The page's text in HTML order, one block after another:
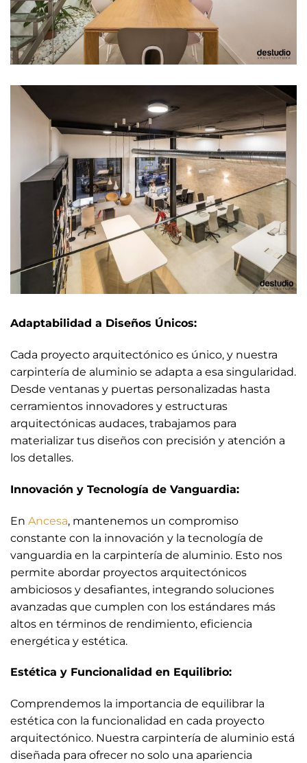
Adaptabilidad a Diseños Únicos:
Cada proyecto arquitectónico es único, y nuestra
carpintería de aluminio se adapta a esa singularidad.
Desde ventanas y puertas personalizadas hasta
cerramientos innovadores y estructuras
arquitectónicas audaces, trabajamos para
materializar tus diseños con precisión y atención a
los detalles.
Innovación y Tecnología de Vanguardia:
En Ancesa, mantenemos un compromiso
constante con la innovación y la tecnología de
vanguardia en la carpintería de aluminio. Esto nos
permite abordar proyectos arquitectónicos
ambiciosos y desafiantes, integrando soluciones
avanzadas que cumplen con los estándares más
altos en términos de rendimiento, eficiencia
energética y estética.
Estética y Funcionalidad en Equilibrio:
Comprendemos la importancia de equilibrar la
estética con la funcionalidad en cada proyecto
arquitectónico. Nuestra carpintería de aluminio está
diseñada para ofrecer no solo una apariencia